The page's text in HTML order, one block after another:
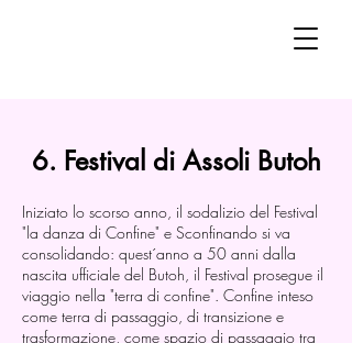
6. Festival di Assoli Butoh
Iniziato lo scorso anno, il sodalizio del Festival
"la danza di Confine" e Sconfinando si va
consolidando: quest´anno a 50 anni dalla
nascita ufficiale del Butoh, il Festival prosegue il
viaggio nella "terra di confine". Confine inteso
come terra di passaggio, di transizione e
trasformazione, come spazio di passaggio tra